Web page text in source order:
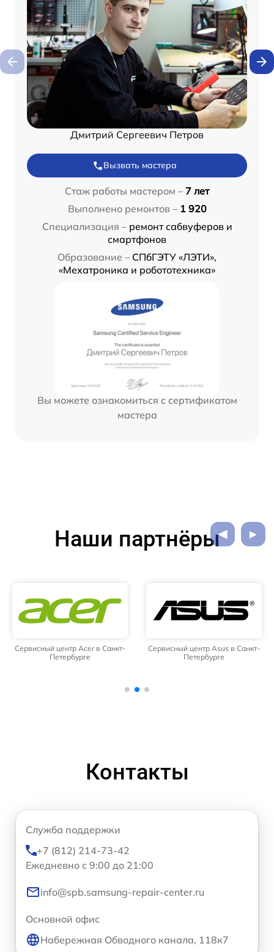
Дмитрий Сергеевич Петров
Вызвать мастера
Стаж работы мастером – 7 лет
Выполнено ремонтов – 1 920
Специализация – ремонт сабвуферов и
смартфонов
Образование – СПбГЭТУ «ЛЭТИ»,
«Мехатроника и робототехника»
Вы можете ознакомиться с сертификатом
мастера
Наши партнёры
Сервисный центр Acer в Санкт-
Петербурге
Сервисный центр Asus в Санкт-
Петербурге
Контакты
Служба поддержки
+7 (812) 214-73-42
Ежедневно с 9:00 до 21:00
info@spb.samsung-repair-center.ru
Основной офис
Набережная Обводного канала, 118к7